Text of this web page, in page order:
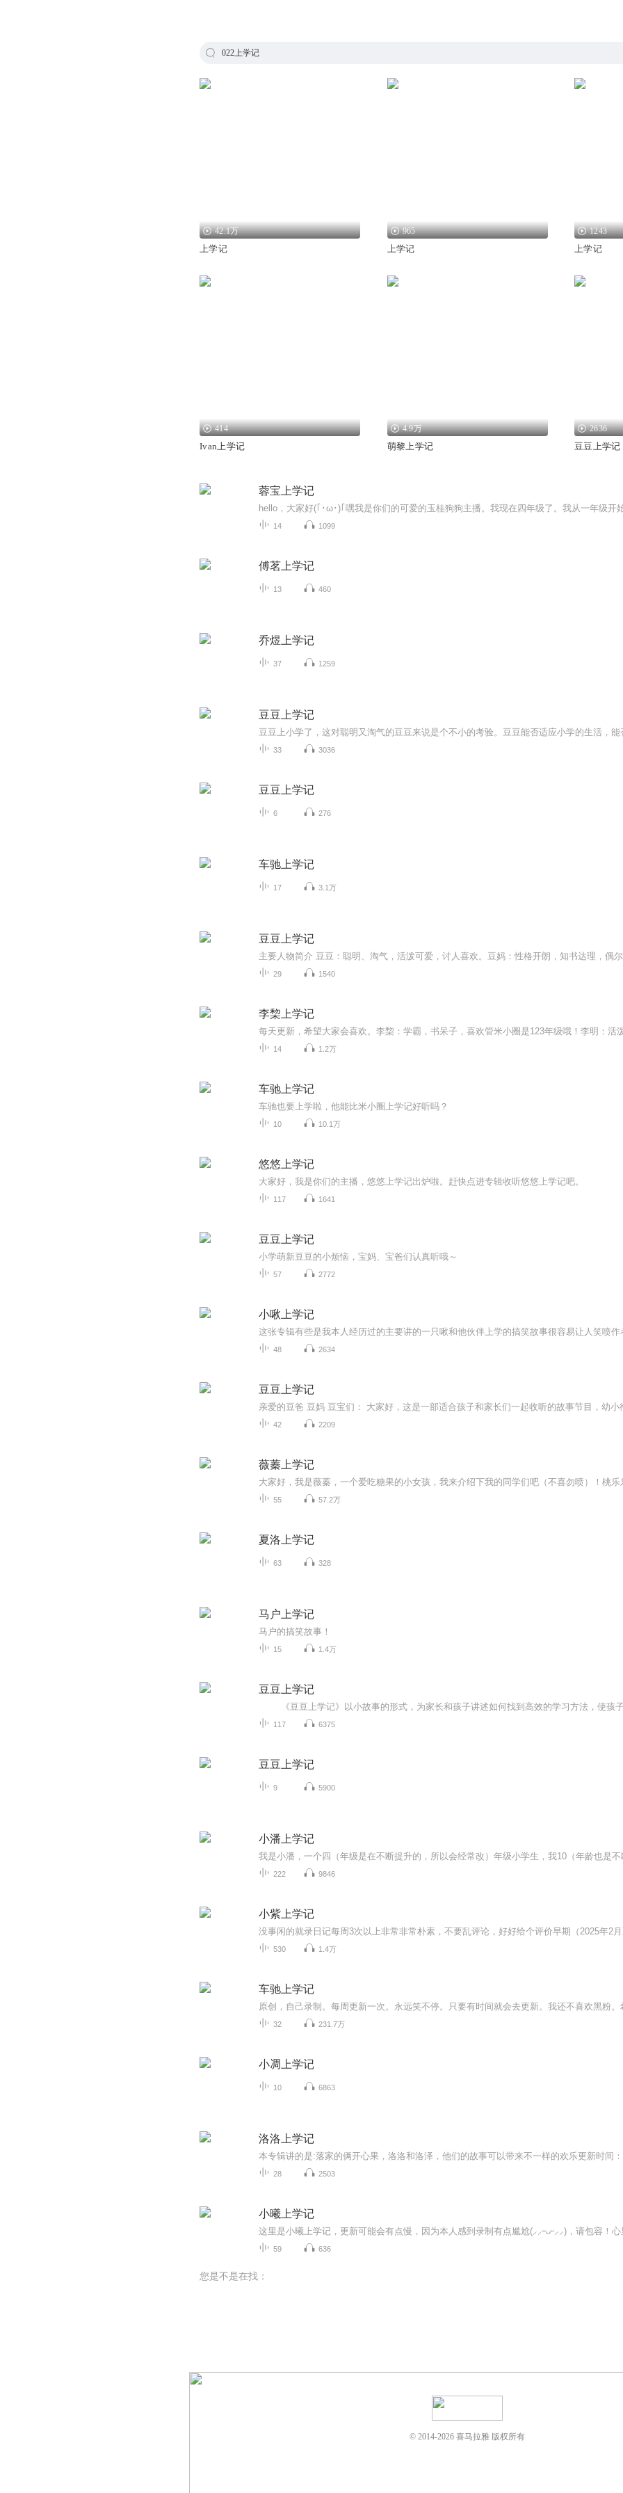
022上学记
42.1万
上学记
965
上学记
1243
上学记
414
Ivan上学记
4.9万
萌黎上学记
2636
豆豆上学记
蓉宝上学记
14 1099
傅茗上学记
13 460
乔煜上学记
37 1259
豆豆上学记
33 3036
豆豆上学记
6 276
车驰上学记
17 3.1万
豆豆上学记
29 1540
李棃上学记
14 1.2万
车驰上学记
车驰也要上学啦，他能比米小圈上学记好听吗？
10 10.1万
悠悠上学记
大家好，我是你们的主播，悠悠上学记出炉啦。赶快点进专辑收听悠悠上学记吧。
117 1641
豆豆上学记
小学萌新豆豆的小烦恼，宝妈、宝爸们认真听哦～
57 2772
小啾上学记
48 2634
豆豆上学记
42 2209
薇蓁上学记
55 57.2万
夏洛上学记
63 328
马户上学记
马户的搞笑故事！
15 1.4万
豆豆上学记
117 6375
豆豆上学记
9 5900
小潘上学记
222 9846
小紫上学记
530 1.4万
车驰上学记
32 231.7万
小凋上学记
10 6863
洛洛上学记
28 2503
小曦上学记
59 636
您是不是在找：
© 2014-2026 喜马拉雅 版权所有